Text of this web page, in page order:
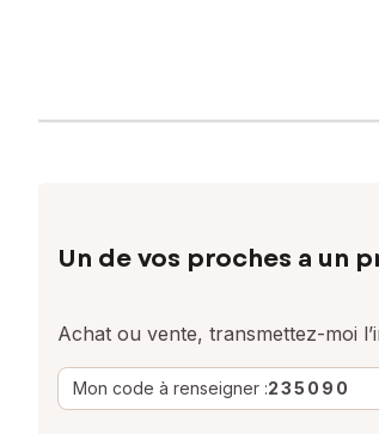
Un de vos proches a un
Achat ou vente, transmettez-moi
Mon code à renseigner :235090